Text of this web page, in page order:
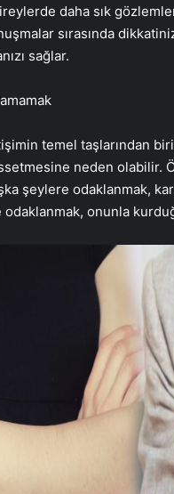
daha sık
sırasında
sağlar.
temel taşlarından
neden olabilir.
şeylere odaklanmak,
onunla